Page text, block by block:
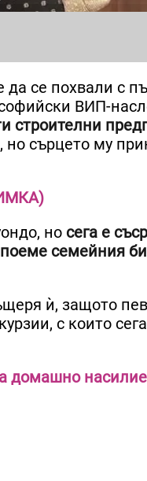
се похвали с
ВИП-
строителни
сърцето му
но сега е
семейния
ѝ, защото
с които
домашно насилие